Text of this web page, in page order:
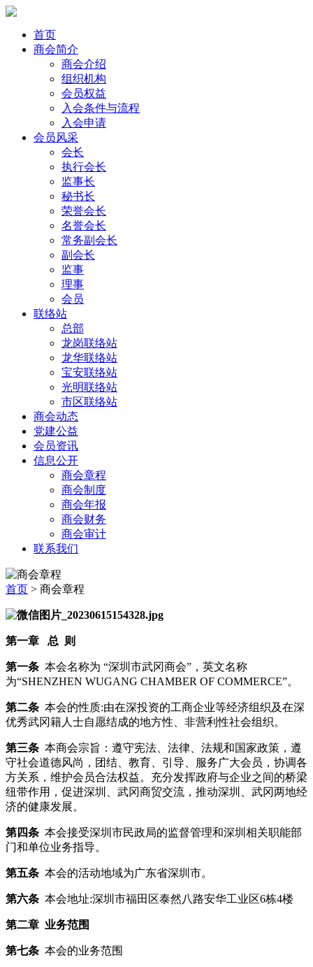
首页
商会简介
商会介绍
组织机构
会员权益
入会条件与流程
入会申请
会员风采
会长
执行会长
监事长
秘书长
荣誉会长
名誉会长
常务副会长
副会长
监事
理事
会员
联络站
总部
龙岗联络站
龙华联络站
宝安联络站
光明联络站
市区联络站
商会动态
党建公益
会员资讯
信息公开
商会章程
商会制度
商会年报
商会财务
商会审计
联系我们
首页 > 商会章程
第一章 总 则
第一条 本会名称为 “深圳市武冈商会”，英文名称
为“SHENZHEN WUGANG CHAMBER OF COMMERCE”。
第二条 本会的性质:由在深投资的工商企业等经济组织及在深
优秀武冈籍人士自愿结成的地方性、非营利性社会组织。
第三条 本商会宗旨：遵守宪法、法律、法规和国家政策，遵
守社会道德风尚，团结、教育、引导、服务广大会员，协调各
方关系，维护会员合法权益。充分发挥政府与企业之间的桥梁
纽带作用，促进深圳、武冈商贸交流，推动深圳、武冈两地经
济的健康发展。
第四条 本会接受深圳市民政局的监督管理和深圳相关职能部
门和单位业务指导。
第五条 本会的活动地域为广东省深圳市。
第六条 本会地址:深圳市福田区泰然八路安华工业区6栋4楼
第二章 业务范围
第七条 本会的业务范围